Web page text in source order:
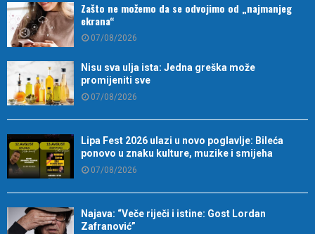
Zašto ne možemo da se odvojimo od „najmanjeg
ekrana“
07/08/2026
Nisu sva ulja ista: Jedna greška može
promijeniti sve
07/08/2026
Lipa Fest 2026 ulazi u novo poglavlje: Bileća
ponovo u znaku kulture, muzike i smijeha
07/08/2026
Najava: “Veče riječi i istine: Gost Lordan
Zafranović”